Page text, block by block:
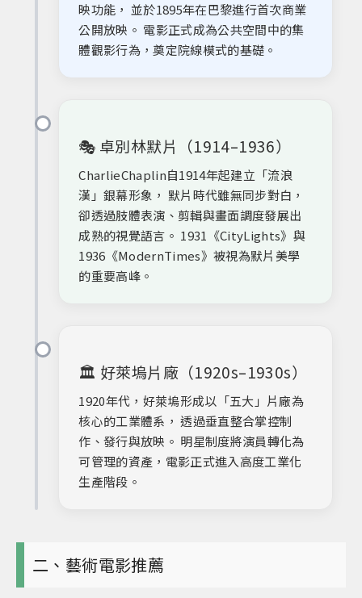
映功能， 並於1895年在巴黎進行首次商業
公開放映。 電影正式成為公共空間中的集
體觀影行為，奠定院線模式的基礎。
🎭 卓別林默片（1914–1936）
CharlieChaplin自1914年起建立「流浪
漢」銀幕形象， 默片時代雖無同步對白，
卻透過肢體表演、剪輯與畫面調度發展出
成熟的視覺語言。 1931《CityLights》與
1936《ModernTimes》被視為默片美學
的重要高峰。
🏛️ 好萊塢片廠（1920s–1930s）
1920年代，好萊塢形成以「五大」片廠為
核心的工業體系， 透過垂直整合掌控制
作、發行與放映。 明星制度將演員轉化為
可管理的資產，電影正式進入高度工業化
生產階段。
二、藝術電影推薦